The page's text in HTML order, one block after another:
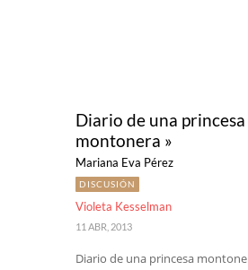
Diario de una princesa
montonera »
Mariana Eva Pérez
DISCUSIÓN
Violeta Kesselman
11 ABR, 2013
Diario de una princesa